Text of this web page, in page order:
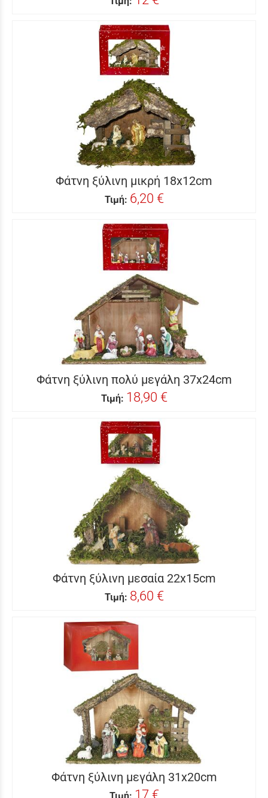
Φάτνη ξύλινη μικρή 18x12cm
Τιμή: 6,20 €
Φάτνη ξύλινη πολύ μεγάλη 37x24cm
Τιμή: 18,90 €
Φάτνη ξύλινη μεσαία 22x15cm
Τιμή: 8,60 €
Φάτνη ξύλινη μεγάλη 31x20cm
17 €